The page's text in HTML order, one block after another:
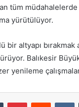
tüm müdahalelerde
yürütülüyor.
altyapı bırakmak
Balıkesir
yenileme
Tumblr PinterestReddit